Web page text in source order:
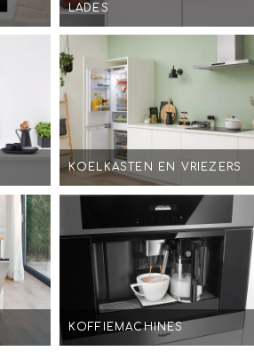
LADES
KOELKASTEN EN VRIEZERS
KOFFIEMACHINES